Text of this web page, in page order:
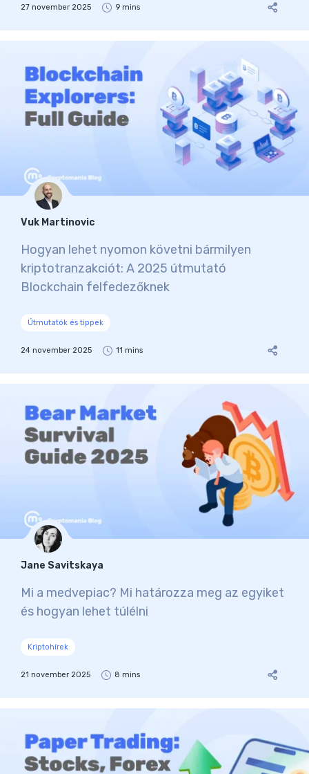
27 november 2025 9 mins
Vuk Martinovic
Hogyan lehet nyomon követni bármilyen
kriptotranzakciót: A 2025 útmutató
Blockchain felfedezőknek
Útmutatók és tippek
24 november 2025 11 mins
Jane Savitskaya
Mi a medvepiac? Mi határozza meg az egyiket
és hogyan lehet túlélni
Kriptohírek
21 november 2025 8 mins